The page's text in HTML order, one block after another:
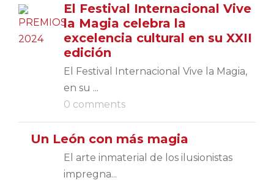
El Festival Internacional Vive
la Magia celebra la
excelencia cultural en su XXII
edición
El Festival Internacional Vive la Magia,
en su ...
0 comments
Un León con más magia
El arte inmaterial de los ilusionistas
impregna...